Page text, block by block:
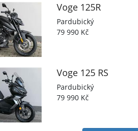
Voge 125R
Pardubický
79 990 Kč
Voge 125 RS
Pardubický
79 990 Kč